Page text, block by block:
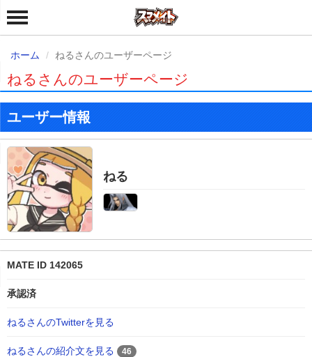
ホーム ねるさんのユーザーページ
ねるさんのユーザーページ
ユーザー情報
ねる
MATE ID 142065
承認済
ねるさんのTwitterを見る
ねるさんの紹介文を見る 46